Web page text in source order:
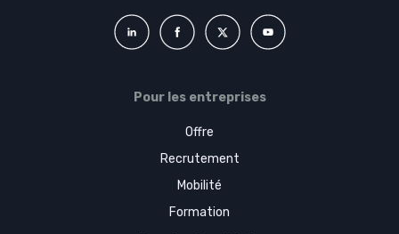
Pour les entreprises
Offre
Recrutement
Mobilité
Formation